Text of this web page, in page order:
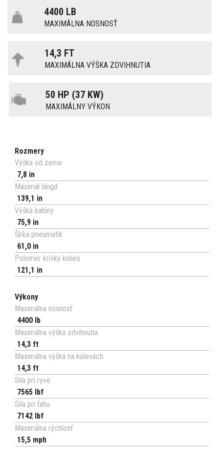
4400 LB
MAXIMÁLNA NOSNOSŤ
14,3 FT
MAXIMÁLNA VÝŠKA ZDVIHNUTIA
50 HP (37 KW)
MAXIMÁLNY VÝKON
Rozmery
Výška od zeme
7,8 in
Maximal längd
139,1 in
Výška kabìny
75,9 in
Šìrka pneumatìk
61,0 in
Polomer krivky kolies
121,1 in
Výkony
Maximálna nosnosť
4400 lb
Maximálna výška zdvihnutia
14,3 ft
Maximálna výška na kolesách
14,3 ft
Sila pri ryve
7565 lbf
Sila pri ťahu
7142 lbf
Maximálna rýchlosť
15,5 mph